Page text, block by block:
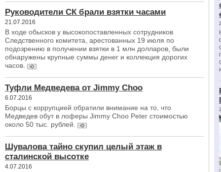
Руководители СК брали взятки часами
21.07.2016
В ходе обысков у высокопоставленных сотрудников
Следственного комитета, арестованных 19 июля по
подозрению в получении взятки в 1 млн долларов, были
обнаружены крупные суммы денег и коллекция дорогих
часов.
Туфли Медведева от Jimmy Choo
6.07.2016
Борцы с коррупцией обратили внимание на то, что
Медведев обут в лоферы Jimmy Choo Peter стоимостью
около 50 тыс. рублей.
Шувалова тайно скупил целый этаж в
сталинской высотке
4.07.2016